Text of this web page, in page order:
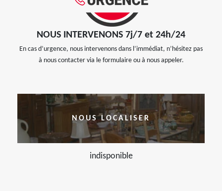
NOUS INTERVENONS 7j/7 et 24h/24
En cas d’urgence, nous intervenons dans l’immédiat, n’hésitez pas
à nous contacter via le formulaire ou à nous appeler.
NOUS LOCALISER
indisponible